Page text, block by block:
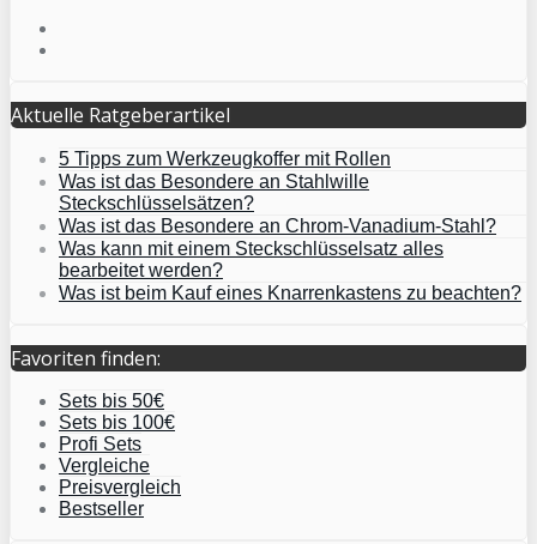
Aktuelle Ratgeberartikel
5 Tipps zum Werkzeugkoffer mit Rollen
Was ist das Besondere an Stahlwille
Steckschlüsselsätzen?
Was ist das Besondere an Chrom-Vanadium-Stahl?
Was kann mit einem Steckschlüsselsatz alles
bearbeitet werden?
Was ist beim Kauf eines Knarrenkastens zu beachten?
Favoriten finden:
Sets bis 50€
Sets bis 100€
Profi Sets
Vergleiche
Preisvergleich
Bestseller